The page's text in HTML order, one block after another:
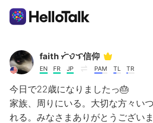
언어 교환 앱
AI Grammar Checker
한국어
faith ᜆᜒᜏᜎ信仰
EN FR JP PAM TL TR
今日で22歳になりましたっ🎂
家族、周りにいる。大切な方々い
れる。みなさまありがとうござい